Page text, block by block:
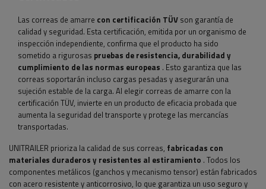
Las correas de amarre con certificación TÜV son garantía de
calidad y seguridad. Esta certificación, emitida por un organismo de
inspección independiente, confirma que el producto ha sido
sometido a rigurosas pruebas de resistencia, durabilidad y
cumplimiento de las normas europeas . Esto garantiza que las
correas soportarán incluso cargas pesadas y asegurarán una
sujeción estable de la carga. Al elegir correas de amarre con la
certificación TÜV, invierte en un producto de eficacia probada que
aumenta la seguridad del transporte y protege las mercancías
transportadas.
UNITRAILER prioriza la calidad de sus correas, fabricadas con
materiales duraderos y resistentes al estiramiento . Todos los
componentes metálicos (ganchos y mecanismo tensor) están fabricados
con acero resistente y anticorrosivo, lo que garantiza un uso seguro y